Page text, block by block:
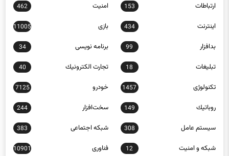
ارتباطات 153 امنيت 462
اينترنت 434 بازی 11005
بدافزار 99 برنامه نويسی 34
تبلیغات 18 تجارت الكترونيك 40
تکنولوژی 1457 خودرو 7125
روباتيك 149 سخت‌افزار 244
سيستم عامل 308 شبكه اجتماعی 383
شبكه و امنيت 12 فناوری 10901